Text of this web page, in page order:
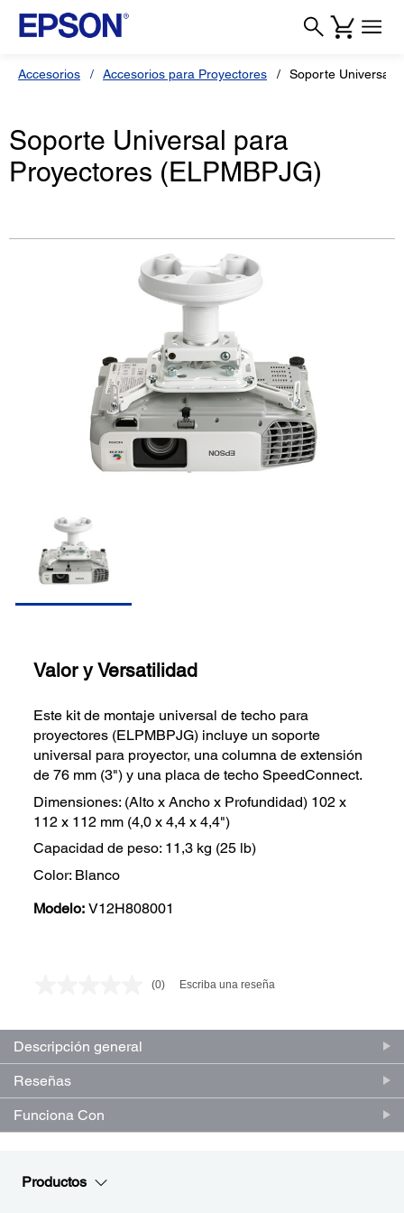
Accesorios Accesorios para Proyectores Soporte Universal
Soporte Universal para
Proyectores (ELPMBPJG)
Valor y Versatilidad
Este kit de montaje universal de techo para
proyectores (ELPMBPJG) incluye un soporte
universal para proyector, una columna de extensión
de 76 mm (3") y una placa de techo SpeedConnect.
Dimensiones: (Alto x Ancho x Profundidad) 102 x
112 x 112 mm (4,0 x 4,4 x 4,4")
Capacidad de peso: 11,3 kg (25 lb)
Color: Blanco
Modelo: V12H808001
Sin
en
misma
(0) Escriba una reseña
Descripción general
Reseñas
Funciona Con
Productos